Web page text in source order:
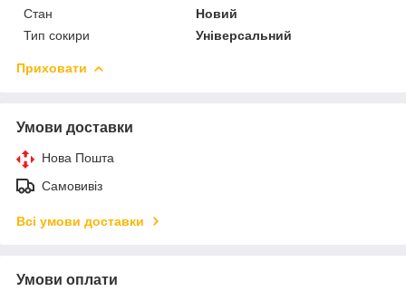
Стан
Новий
Тип сокири
Універсальний
Приховати
Умови доставки
Нова Пошта
Самовивіз
Всі умови доставки
Умови оплати